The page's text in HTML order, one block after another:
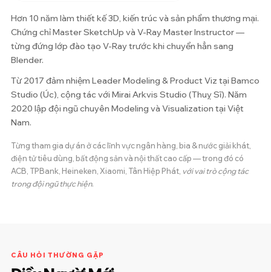
Hơn 10 năm làm thiết kế 3D, kiến trúc và sản phẩm thương mại.
Chứng chỉ Master SketchUp và V-Ray Master Instructor —
từng đứng lớp đào tạo V-Ray trước khi chuyển hẳn sang
Blender.
Từ 2017 đảm nhiệm Leader Modeling & Product Viz tại Bamco
Studio (Úc), cộng tác với Mirai Arkvis Studio (Thuỵ Sĩ). Năm
2020 lập đội ngũ chuyên Modeling và Visualization tại Việt
Nam.
Từng tham gia dự án ở các lĩnh vực ngân hàng, bia & nước giải khát,
điện tử tiêu dùng, bất động sản và nội thất cao cấp — trong đó có
ACB, TPBank, Heineken, Xiaomi, Tân Hiệp Phát, với vai trò cộng tác
trong đội ngũ thực hiện.
CÂU HỎI THƯỜNG GẶP